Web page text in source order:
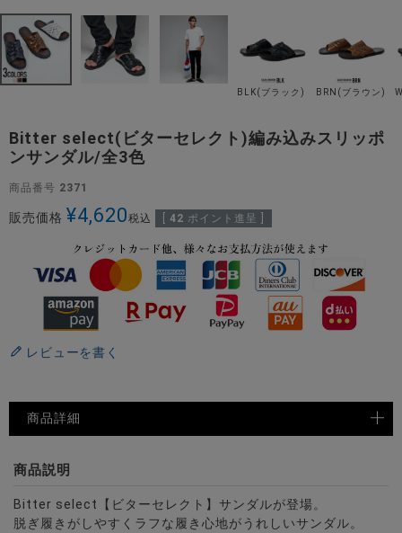
BLK(ブラック) BRN(ブラウン)
Bitter select(ビターセレクト)編み込みスリッポ
ンサンダル/全3色
商品番号 2371
販売価格 ¥4,620税込 42 ポイント進呈 ]
レビューを書く
商品詳細
商品説明
Bitter select【ビターセレクト】サンダルが登場。
脱ぎ履きがしやすくラフな履き心地がうれしいサンダル。